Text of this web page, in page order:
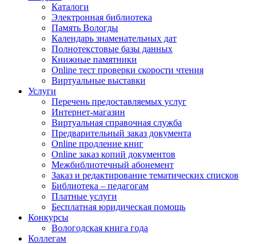
Каталоги
Электронная библиотека
Память Вологды
Календарь знаменательных дат
Полнотекстовые базы данных
Книжные памятники
Online тест проверки скорости чтения
Виртуальные выставки
Услуги
Перечень предоставляемых услуг
Интернет-магазин
Виртуальная справочная служба
Предварительный заказ документа
Online продление книг
Online заказ копий документов
Межбиблиотечный абонемент
Заказ и редактирование тематических списков
Библиотека – педагогам
Платные услуги
Бесплатная юридическая помощь
Конкурсы
Вологодская книга года
Коллегам